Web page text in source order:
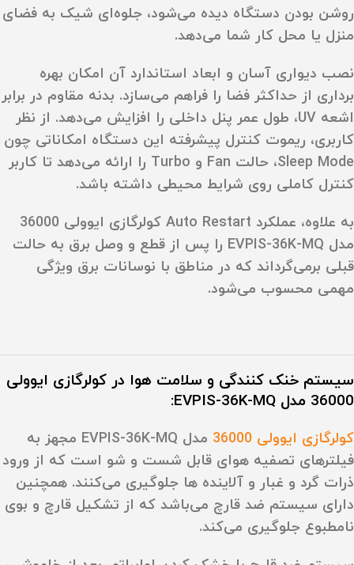
روشن بودن دستگاه دیده می‌شود، جلوه‌ای شیک به فضای
منزل یا محل کار شما می‌دهد.
نصب دیواری آسان و ابعاد استاندارد آن امکان بهره‌
برداری از حداکثر فضا را فراهم می‌سازد. بدنه مقاوم در برابر
اشعه UV، طول عمر پنل داخلی را افزایش می‌دهد. از نظر
کاربری، ریموت کنترل پیشرفته این دستگاه امکاناتی چون
Sleep Mode، حالت Fan و Turbo را ارائه می‌دهد تا کاربر
کنترل کاملی روی شرایط محیطی داشته باشد.
به‌ علاوه، عملکرد Auto Restart
کولرگازی ایوولی 36000
مدل EVPIS-36K-MQ را پس از قطع و وصل برق به حالت
قبلی برمی‌گرداند که در مناطق با نوسانات برق ویژگی
مهمی محسوب می‌شود.
سیستم‌ خنک‌ کنندگی و سلامت هوا در کولرگازی ایوولی
36000 مدل EVPIS-36K-MQ:
کولرگازی ایوولی 36000
مدل EVPIS-36K-MQ مجهز به
فیلترهای تصفیه هوای قابل شست‌ و شو است که از ورود
ذرات گرد و غبار و آلاینده‌ ها جلوگیری می‌کنند. همچنین
دارای سیستم ضد قارچ می‌باشد که از تشکیل قارچ و بوی
نامطبوع جلوگیری می‌کند.